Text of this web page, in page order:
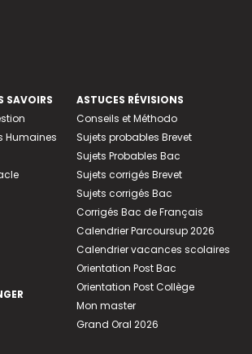
SAVOIRS
Humaines
ASTUCES RÉVISIONS
Conseils et Méthodo
Sujets probables Brevet
Sujets Probables Bac
Sujets corrigés Brevet
Sujets corrigés Bac
Corrigés Bac de Français
Calendrier Parcoursup 2026
Calendrier vacances scolaires
Orientation Post Bac
Orientation Post Collège
Mon master
Grand Oral 2026